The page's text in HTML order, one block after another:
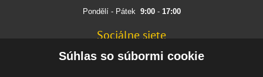
Pondělí - Pátek 9:00- 17:00
Sociálne siete
FACEBOOK
Súhlas so súbormi cookie